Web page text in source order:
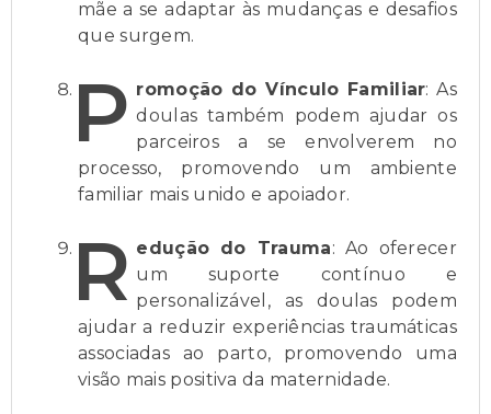
mãe a se adaptar às mudanças e desafios
que surgem.
P romoção do Vínculo Familiar: As
doulas também podem ajudar os
parceiros a se envolverem no
processo, promovendo um ambiente
familiar mais unido e apoiador.
R edução do Trauma: Ao oferecer
um suporte contínuo e
personalizável, as doulas podem
ajudar a reduzir experiências traumáticas
associadas ao parto, promovendo uma
visão mais positiva da maternidade.